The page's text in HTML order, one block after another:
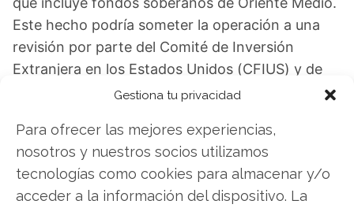
Gestiona tu privacidad
Para ofrecer las mejores experiencias,
nosotros y nuestros socios utilizamos
tecnologías como cookies para almacenar y/o
acceder a la información del dispositivo. La
Este hecho podría someter la operación a una
revisión por parte del Comité de Inversión
Extranjera en los Estados Unidos (CFIUS) y de
organismos europeos. La votación del 20 de
ventaja en esta compleja batalla corporativa.
Netflix: ¿Comprar o vender? El nuevo Análisis
de Netflix del 8 de agosto tiene la respuesta: